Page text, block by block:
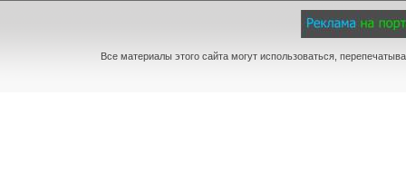
Все материалы этого сайта могут использоваться,